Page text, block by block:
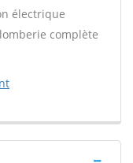
électrique
complète